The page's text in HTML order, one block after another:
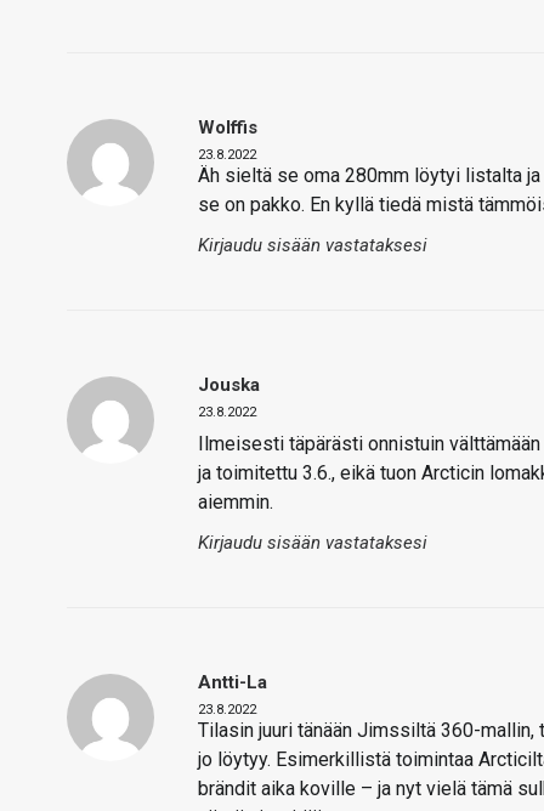
Wolffis
23.8.2022
Äh sieltä se oma 280mm löytyi listalta
se on pakko. En kyllä tiedä mistä
Kirjaudu sisään vastataksesi
Jouska
23.8.2022
Ilmeisesti täpärästi onnistuin
ja toimitettu 3.6., eikä tuon Arcticin
aiemmin.
Kirjaudu sisään vastataksesi
Antti-La
23.8.2022
Tilasin juuri tänään Jimssiltä 360-
jo löytyy. Esimerkillistä toimintaa
brändit aika koville – ja nyt vielä tämä